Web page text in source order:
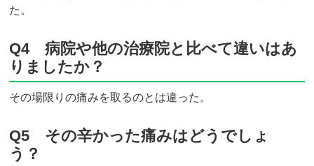
た。
Q4 病院や他の治療院と比べて違いはあ
りましたか？
その場限りの痛みを取るのとは違った。
Q5 その辛かった痛みはどうでしょ
う？